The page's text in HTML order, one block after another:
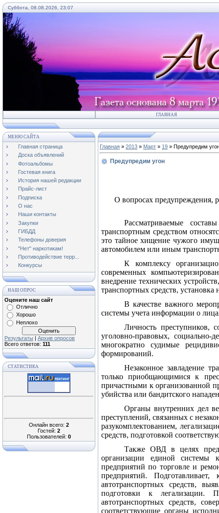
Суббота, 08.08.2026, 23:07
ГЛАВНАЯ
МЕНЮ САЙТА
Главная страница
Доска объявлений
Фотоальбомы
Гостевая книга
История нашей редакции
Прайс-лист
Подписка
О нас
Наши контакты
Закупки
ГИБДД
Телефоны доверия
"Нет" наркотикам!
Противодействие терр...
Конкурсы
НАШ ОПРОС
Оцените наш сайт
Отлично
Хорошо
Неплохо
Результаты | Архив опросов
Всего ответов: 111
СТАТИСТИКА
Онлайн всего: 2
Гостей: 2
Пользователей: 0
Главная » 2013 » Март » 19 » Предупредим
Предупредим угон
О вопросах предупреждения,
Рассматриваемые
транспортным средством
это тайное хищение чужого
автомобилем или иным
К комплексу
современных
внедрение технических
транспортных средств,
В качестве важного
системы учета информации о
Личность преступников,
уголовно-правовых, социально-
многократно судимые
формирований.
Незаконное завладение
только приобщающимися к
причастными к организованной
убийства или бандитского
Органы внутренних дел
преступлений, связанных с
разукомплектованием,
средств, подготовкой
Также ОВД в целях
организации единой системы
предприятий по торговле и
предприятий.
автотранспортных средств,
подготовки к легализации.
автотранспортных средств,
соответствующие органы